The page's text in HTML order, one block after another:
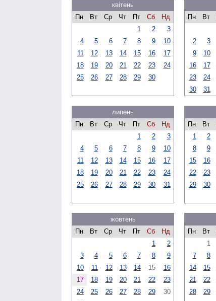
квітень
Пн
Вт Ср Чт Пт Сб
Нд
1
2
3
4
5 6 7 8 9
10
11
12 13 14 15 16
17
18
19 20 21 22 23
24
25
26 27 28 29 30
Пн
Вт
2
3
9
10
16
17
23
24
30
31
липень
Пн
Вт Ср Чт Пт Сб
Нд
1
2
3
4
5 6 7 8 9
10
11
12 13 14 15 16
17
18
19 20 21 22 23
24
25
26 27 28 29 30 31
Пн
Вт
1
2
8
9
15
16
22
23
29
30
жовтень
Пн
Вт Ср Чт Пт Сб
Нд
1
2
3
4 5 6 7 8
9
10
11 12 13 14 15
16
17
18 19 20 21 22
23
24
25 26 27 28 29
30
Пн
Вт
1
7
8
14
15
21
22
28
29